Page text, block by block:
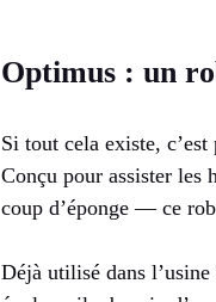
Optimus : un
Si tout cela existe, c’est
Conçu pour assister les
coup d’éponge — ce
Déjà utilisé dans